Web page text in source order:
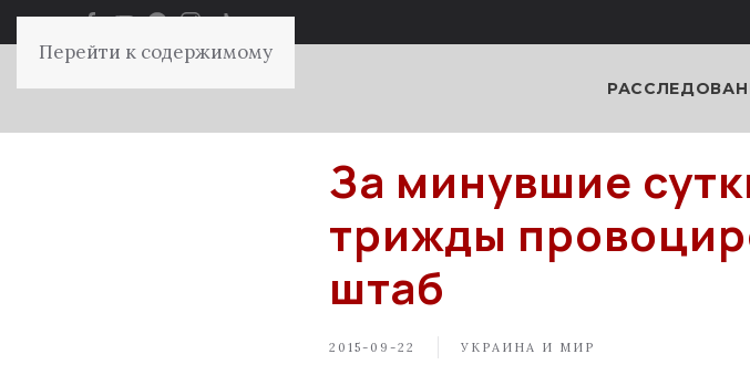
Перейти к содержимому
За минувшие
трижды
штаб
2015-09-22 УКРАИНА И МИР